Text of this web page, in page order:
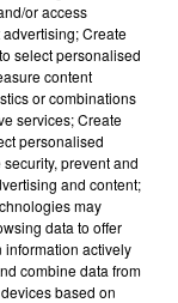
de l’émission
son...
or access
Create
select personalised
content
or combinations
services; Create
personalised
prevent and
and content;
may
data to offer
information actively
combine data from
based on